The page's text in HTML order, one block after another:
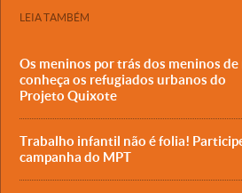
LEIA TAMBÉM
Os meninos por trás dos meninos de
conheça os refugiados urbanos do
Projeto Quixote
Trabalho infantil não é folia!
campanha do MPT